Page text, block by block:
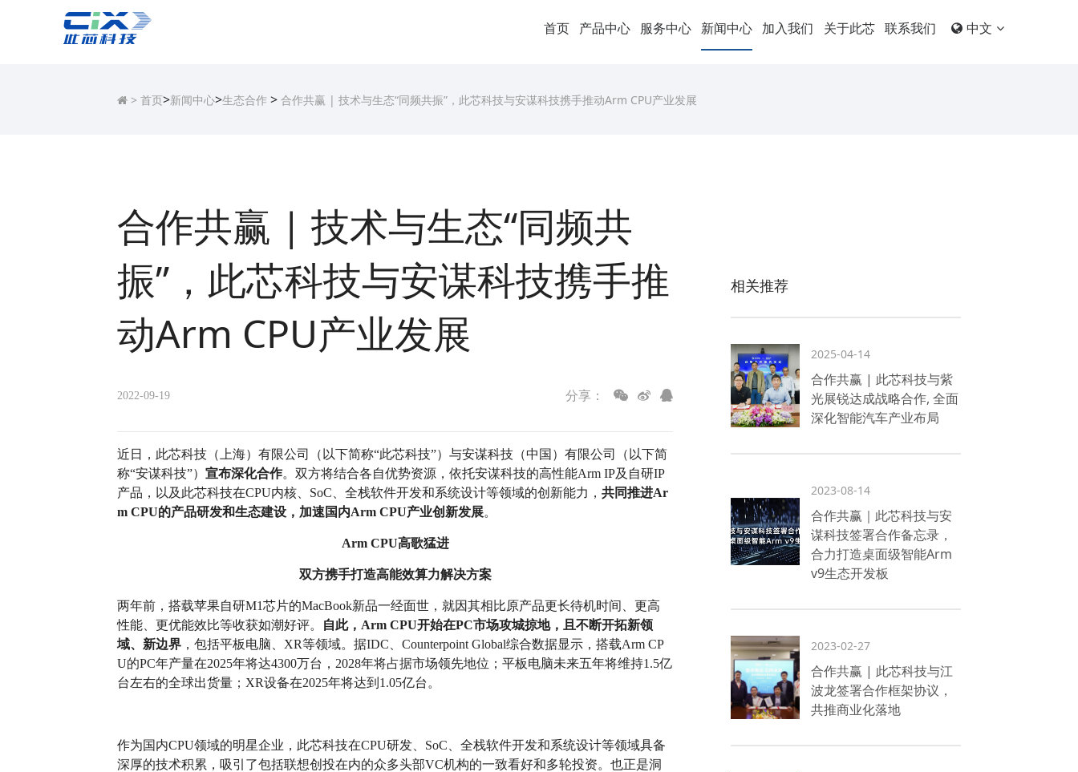
首页 产品中心 服务中心 新闻中心 加入我们 关于此芯 联系我们 中文
> 首页>新闻中心>生态合作 >合作共赢 | 技术与生态“同频共振”，此芯科技与安谋科技携手推动Arm CPU产业发展
合作共赢 | 技术与生态“同频共
振”，此芯科技与安谋科技携手推
动Arm CPU产业发展
2022-09-19 分享：
近日，此芯科技（上海）有限公司（以下简称“此芯科技”）与安谋科技（中国）有限公司（以下简
称“安谋科技”）宣布深化合作。双方将结合各自优势资源，依托安谋科技的高性能Arm IP及自研IP
产品，以及此芯科技在CPU内核、SoC、全栈软件开发和系统设计等领域的创新能力，共同推进Ar
m CPU的产品研发和生态建设，加速国内Arm CPU产业创新发展。
Arm CPU高歌猛进
双方携手打造高能效算力解决方案
两年前，搭载苹果自研M1芯片的MacBook新品一经面世，就因其相比原产品更长待机时间、更高
性能、更优能效比等收获如潮好评。 自此，Arm CPU开始在PC市场攻城掠地，且不断开拓新领
域、新边界 ，包括平板电脑、XR等领域。据IDC、Counterpoint Global综合数据显示，搭载Arm CP
U的PC年产量在2025年将达4300万台，2028年将占据市场领先地位；平板电脑未来五年将维持1.5亿
台左右的全球出货量；XR设备在2025年将达到1.05亿台。
作为国内CPU领域的明星企业，此芯科技在CPU研发、SoC、全栈软件开发和系统设计等领域具备
深厚的技术积累，吸引了包括联想创投在内的众多头部VC机构的一致看好和多轮投资。也正是洞
相关推荐
2025-04-14
合作共赢 | 此芯科技与紫
光展锐达成战略合作, 全面
深化智能汽车产业布局
2023-08-14
合作共赢｜此芯科技与安
谋科技签署合作备忘录，
合力打造桌面级智能Arm
v9生态开发板
2023-02-27
合作共赢 | 此芯科技与江
波龙签署合作框架协议，
共推商业化落地